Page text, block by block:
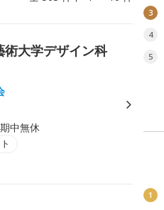
術大学デザイン科
中無休
3
4
5
1